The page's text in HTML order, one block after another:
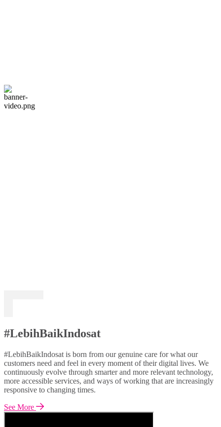
#LebihBaikIndosat
#LebihBaikIndosat is born from our genuine care for what our
customers need and feel in every moment of their digital lives. We
continuously evolve through smarter and more relevant technology,
more accessible services, and ways of working that are increasingly
responsive to changing times.
See More